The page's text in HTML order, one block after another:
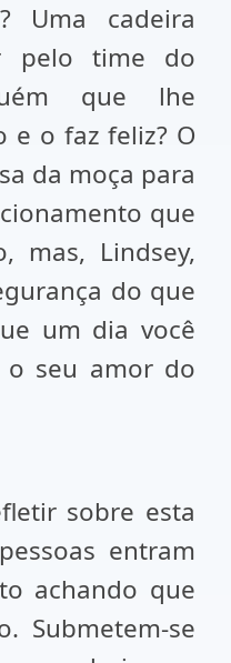
Uma cadeira
pelo time do
que lhe
e o faz feliz? O
da moça para
que
mas, Lindsey,
do que
um dia você
seu amor do
sobre esta
entram
achando que
Submetem-se